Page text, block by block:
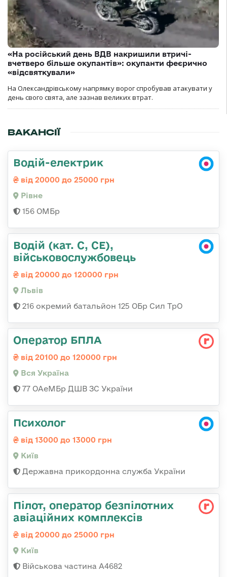
«На російський день ВДВ накришили втричі-
вчетверо більше окупантів»: окупанти феєрично
«відсвяткували»
На Олександрівському напрямку ворог спробував атакувати у
день свого свята, але зазнав великих втрат.
ВАКАНСІЇ
Водій-електрик
від 20000 до 25000 грн
Рівне
156 ОМБр
Водій (кат. С, СЕ),
військовослужбовець
від 20000 до 120000 грн
Львів
216 окремий батальйон 125 ОБр Сил ТрО
Оператор БПЛА
від 20100 до 120000 грн
Вся Україна
77 ОАеМБр ДШВ ЗС України
Психолог
від 13000 до 13000 грн
Київ
Державна прикордонна служба України
Пілот, оператор безпілотних
авіаційних комплексів
від 20000 до 25000 грн
Київ
Військова частина А4682